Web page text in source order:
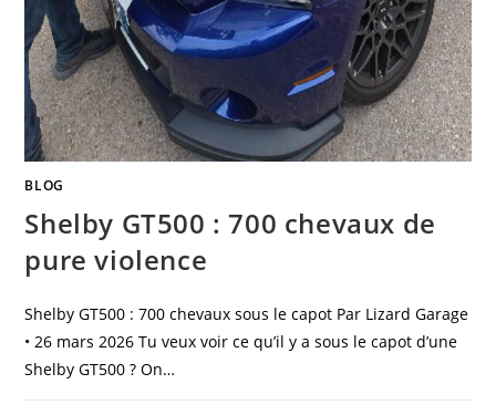
BLOG
Shelby GT500 : 700 chevaux de
pure violence
Shelby GT500 : 700 chevaux sous le capot Par Lizard Garage
• 26 mars 2026 Tu veux voir ce qu’il y a sous le capot d’une
Shelby GT500 ? On…